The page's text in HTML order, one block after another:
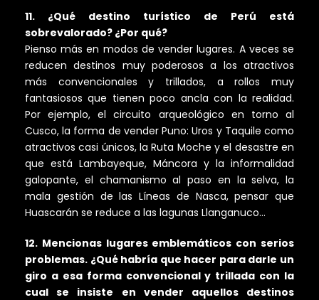
11. ¿Qué destino turístico de Perú está
sobrevalorado? ¿Por qué?
Pienso más en modos de vender lugares. A veces se
reducen destinos muy poderosos a los atractivos
más convencionales y trillados, a rollos muy
fantasiosos que tienen poco ancla con la realidad.
Por ejemplo, el circuito arqueológico en torno al
Cusco, la forma de vender Puno: Uros y Taquile como
atractivos casi únicos, la Ruta Moche y el desastre en
que está Lambayeque, Máncora y la informalidad
galopante, el chamanismo al paso en la selva, la
mala gestión de las Líneas de Nasca, pensar que
Huascarán se reduce a las lagunas Llanganuco…
12. Mencionas lugares emblemáticos con serios
problemas. ¿Qué habría que hacer para darle un
giro a esa forma convencional y trillada con la
cual se insiste en vender aquellos destinos